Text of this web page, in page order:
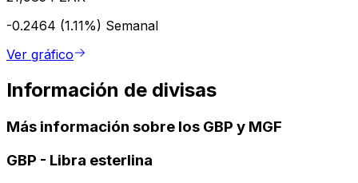
-0.2464 (1.11%) Semanal
Ver gráfico
Información de divisas
Más información sobre los GBP y MGF
GBP - Libra esterlina